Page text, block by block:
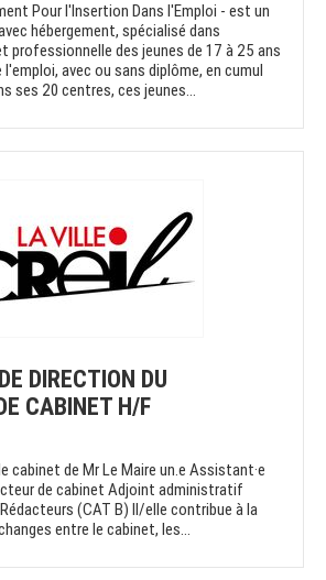
Pour l'Insertion Dans l'Emploi - est un
hébergement, spécialisé dans
professionnelle des jeunes de 17 à 25 ans
avec ou sans diplôme, en cumul
ses 20 centres, ces jeunes...
DIRECTION DU
CABINET H/F
cabinet de Mr Le Maire un.e Assistant·e
de cabinet Adjoint administratif
(CAT B) Il/elle contribue à la
entre le cabinet, les...